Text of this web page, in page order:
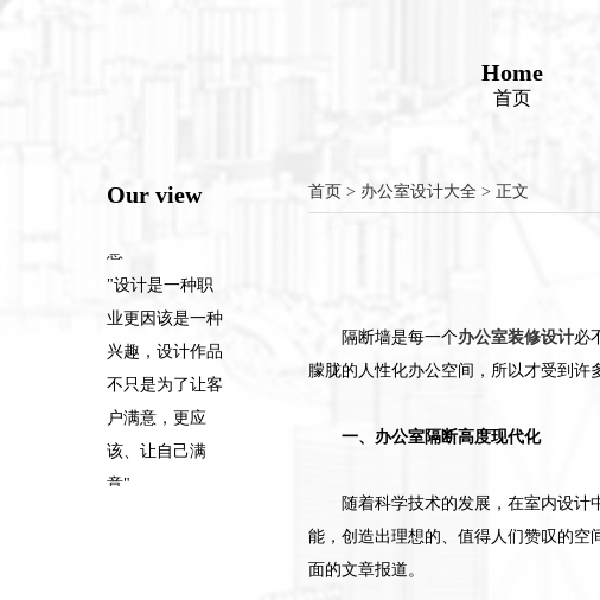
Home
首页
Our view
该、让自己满
"设计是一种职
业更因该是一种
兴趣，设计作品
不只是为了让客
户满意，更应
该、让自己满
意"
首页 > 办公室设计大全 > 正文
隔断墙是每一个办公室装修设计必
朦胧的人性化办公空间，所以才受到许
一、办公室隔断高度现代化
随着科学技术的发展，在室内设
能，创造出理想的、值得人们赞叹的空
面的文章报道。